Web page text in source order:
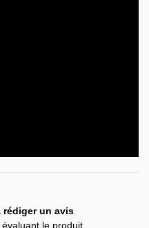
rédiger un avis
le produit